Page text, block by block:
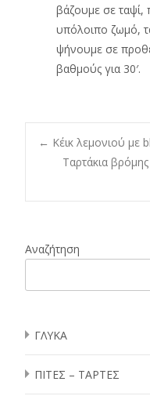
βάζουμε σε ταψί,
υπόλοιπο ζωμό,
ψήνουμε σε
βαθμούς για 30′.
Post
← Κέικ λεμονιού με
Ταρτάκια
Αναζήτηση
ΓΛΥΚΑ
ΠΙΤΕΣ – ΤΑΡΤΕΣ